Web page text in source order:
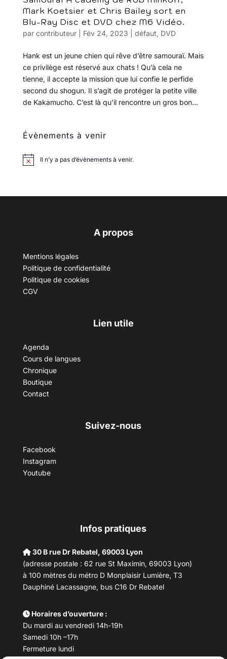
Mark Koetsier et Chris Bailey sort en
Blu-Ray Disc et DVD chez M6 Vidéo.
par contributeur| Fév 24, 2023 défaut, DVD
Hank est un jeune chien qui rêve d’être samouraï. Mais
ce privilège est réservé aux chats ! Qu’à cela ne
tienne, il accepte la mission que lui confie le perfide
second du shogun. Il s’agit de protéger la petite ville
de Kakamucho. C’est là qu’il rencontre un gros bon...
Évènements à venir
Il n’y a pas d’évènements à venir.
A propos
Mentions légales
Politique de confidentialité
Politique de cookies
CGV
Lien utile
Agenda
Cours de langues
Chronique
Boutique
Contact
Suivez-nous
Facebook
Instagram
Youtube
Infos pratiques
30 B rue Dr Rebatel, 69003 Lyon
(adresse postale : 62 rue St Maximin, 69003 Lyon)
à 100 mètres du métro D Monplaisir Lumière, T3
Dauphiné Lacassagne, bus C16 Dr Rebatel
Horaires d’ouverture :
Du mardi au vendredi 14h-19h
Samedi 10h –17h
Fermeture lundi